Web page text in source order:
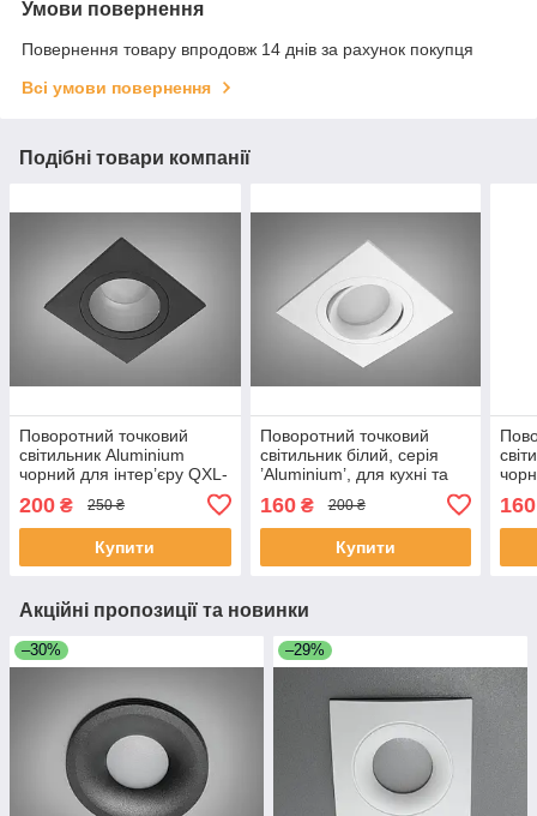
Умови повернення
Повернення товару впродовж 14 днів за рахунок покупця
Всі умови повернення
Подібні товари компанії
Поворотний точковий
світильник Aluminium
чорний для інтер’єру QXL-
200 ₴ 250 ₴
Купити
Поворотний точковий
світильник білий, серія
’Аluminium’, для кухні та
160₴ 200 ₴
Купити
160
Акційні пропозиції та новинки
–30% –29%